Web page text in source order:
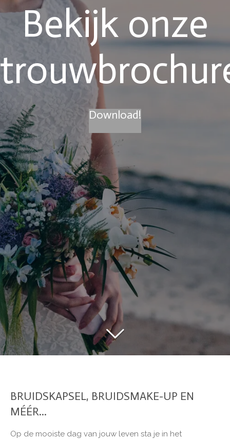
Bekijk onze
Download!
BRUIDSKAPSEL, BRUIDSMAKE-UP EN
MÉÉR...
Op de mooiste dag van jouw leven sta je in het